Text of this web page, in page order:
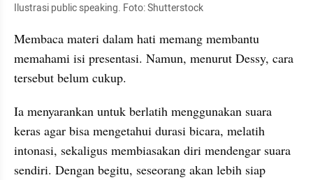
Ilustrasi public speaking. Foto: Shutterstock
Membaca materi dalam hati memang membantu
memahami isi presentasi. Namun, menurut Dessy, cara
tersebut belum cukup.
Ia menyarankan untuk berlatih menggunakan suara
keras agar bisa mengetahui durasi bicara, melatih
intonasi, sekaligus membiasakan diri mendengar suara
sendiri. Dengan begitu, seseorang akan lebih siap